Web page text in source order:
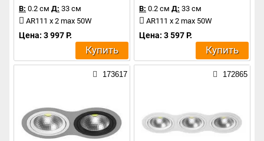
В: 0.2 см Д: 33 см
AR111 x 2 max 50W
Цена: 3 997 Р.
Купить
В: 0.2 см Д: 33 см
AR111 x 2 max 50W
Цена: 3 597 Р.
Купить
173617 172865